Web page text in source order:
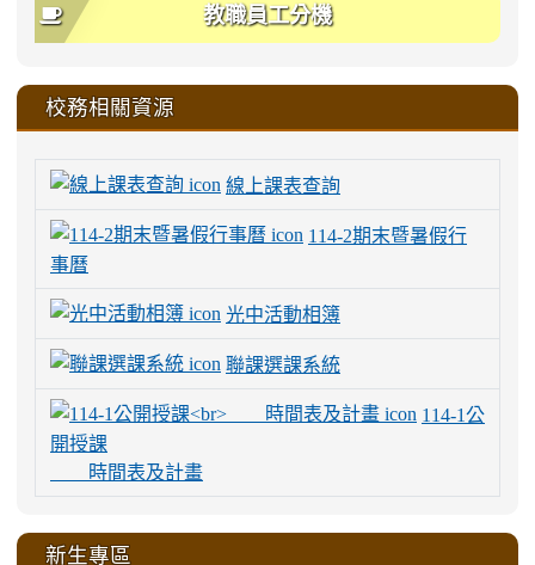
教職員工分機
校務相關資源
線上課表查詢
114-2期末暨暑假行
事曆
光中活動相簿
聯課選課系統
114-1公
開授課
時間表及計畫
新生專區